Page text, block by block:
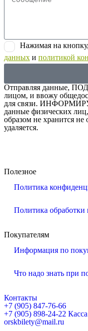
Нажимая на
данных и политикой
Отправляя данные,
лицом, и ввожу
для связи.
данные физических
образом не хранится не
удаляется.
Полезное
Политика
Политика
Покупателям
Информация по
Что надо знать при
Контакты
+7 (905) 847-76-66
+7 (905) 898-24-22 Касса
orskbilety@mail.ru